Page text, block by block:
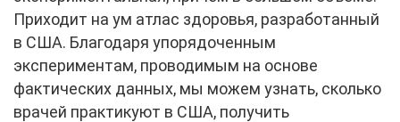
Приходит на ум атлас здоровья, разработанный
в США. Благодаря упорядоченным
экспериментам, проводимым на основе
фактических данных, мы можем узнать, сколько
врачей практикуют в США, получить